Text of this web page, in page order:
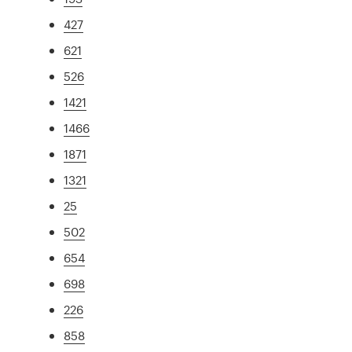
427
621
526
1421
1466
1871
1321
25
502
654
698
226
858